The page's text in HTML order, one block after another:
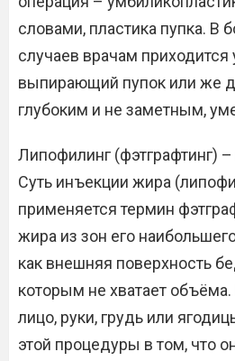
словами, пластика пупка. В
случаев врачам приходится
выпирающий пупок или же
глубоким и не заметным,
Липофилинг (фэтграфтинг)
Суть инъекции жира
применяется термин
жира из зон его
как внешняя поверхность
которым не хватает
лицо, руки, грудь или
этой процедуры в том, что